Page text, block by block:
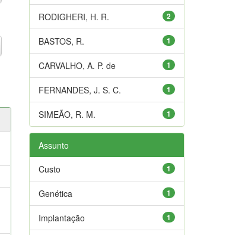
2
RODIGHERI, H. R.
1
BASTOS, R.
1
CARVALHO, A. P. de
1
FERNANDES, J. S. C.
1
SIMEÃO, R. M.
Assunto
1
Custo
1
Genética
1
Implantação